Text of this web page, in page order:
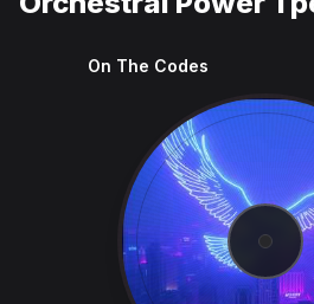
On The Codes